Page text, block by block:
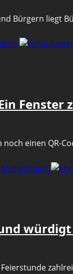
Bürgern liegt
Fenster
einen QR-